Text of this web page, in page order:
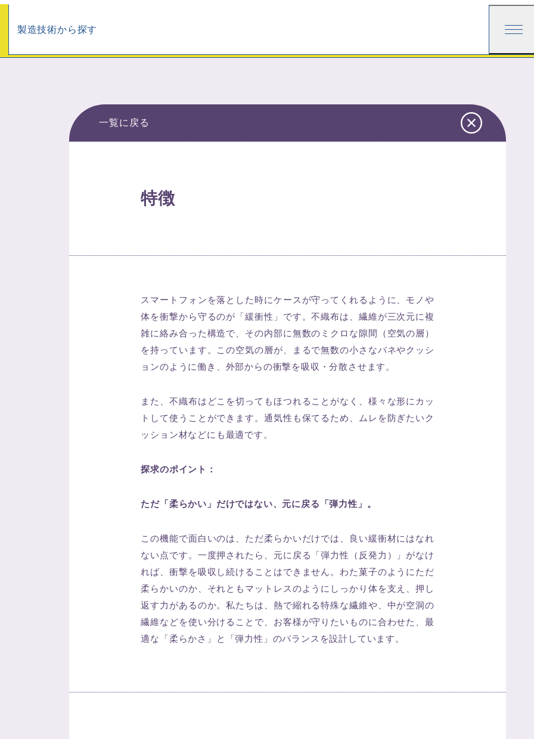
製造技術から探す
一覧に戻る
特徴
スマートフォンを落とした時にケースが守ってくれるように、モノや
体を衝撃から守るのが「緩衝性」です。不織布は、繊維が三次元に複
雑に絡み合った構造で、その内部に無数のミクロな隙間（空気の層）
を持っています。この空気の層が、まるで無数の小さなバネやクッシ
ョンのように働き、外部からの衝撃を吸収・分散させます。
また、不織布はどこを切ってもほつれることがなく、様々な形にカッ
トして使うことができます。通気性も保てるため、ムレを防ぎたいク
ッション材などにも最適です。
探求のポイント：
ただ「柔らかい」だけではない、元に戻る「弾力性」。
この機能で面白いのは、ただ柔らかいだけでは、良い緩衝材にはなれ
ない点です。一度押されたら、元に戻る「弾力性（反発力）」がなけ
れば、衝撃を吸収し続けることはできません。わた菓子のようにただ
柔らかいのか、それともマットレスのようにしっかり体を支え、押し
返す力があるのか。私たちは、熱で縮れる特殊な繊維や、中が空洞の
繊維などを使い分けることで、お客様が守りたいものに合わせた、最
適な「柔らかさ」と「弾力性」のバランスを設計しています。